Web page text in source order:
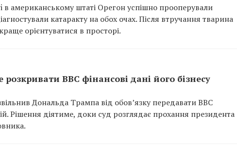
американському штаті Орегон успішно прооперували
катаракту на обох очах. Після втручання тварина
орієнтуватися в просторі.
BBC фінансові дані його бізнесу
Дональда Трампа від обов’язку передавати BBC
Рішення діятиме, доки суд розглядає прохання президента